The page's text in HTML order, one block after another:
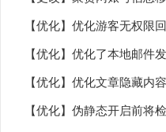
【优化】优化游客无权限
【优化】优化了本地邮件
【优化】优化文章隐藏内
【优化】伪静态开启前将